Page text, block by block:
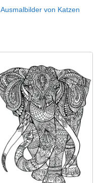
Ausmalbilder von Katzen